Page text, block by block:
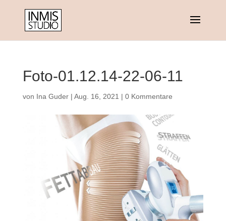
Foto-01.12.14-22-06-11
von Ina Guder| Aug. 16, 2021 | 0 Kommentare